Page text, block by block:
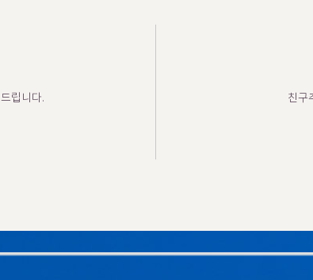
립니다.
친구